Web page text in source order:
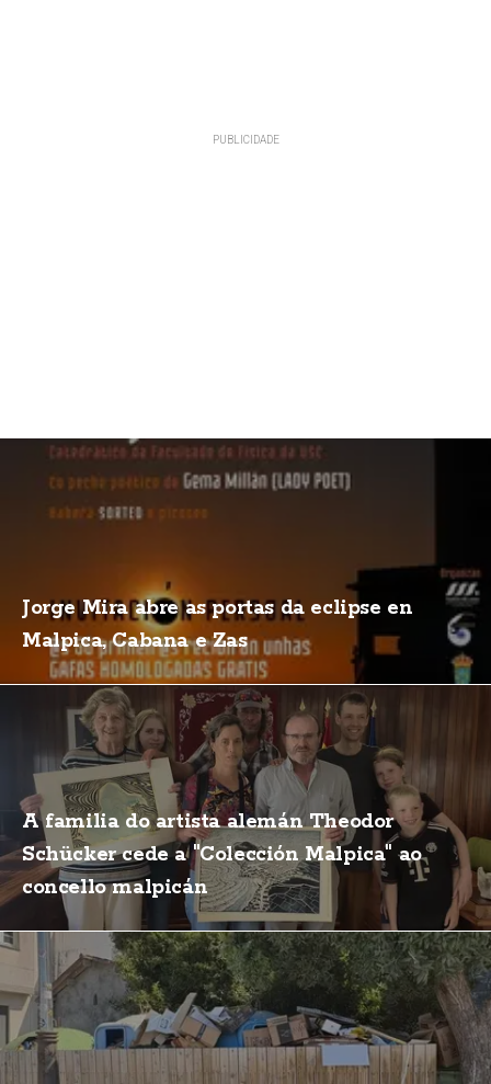
Jorge Mira abre as portas da eclipse en
Malpica, Cabana e Zas
A familia do artista alemán Theodor
Schücker cede a "Colección Malpica" ao
concello malpicán